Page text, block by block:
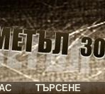
ТЪРСЕНЕ